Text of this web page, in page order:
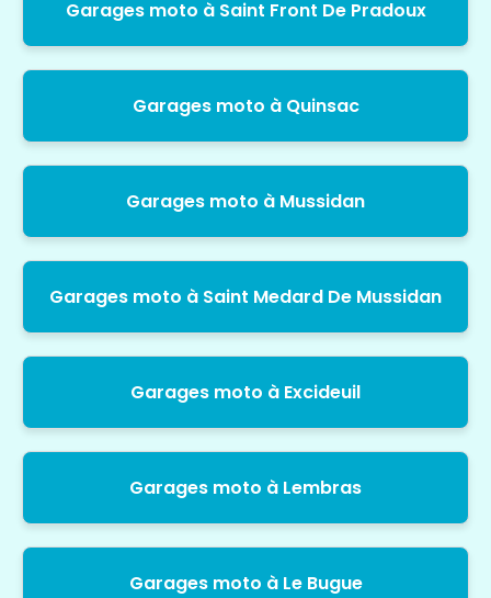
Garages moto à Saint Front De Pradoux
Garages moto à Quinsac
Garages moto à Mussidan
Garages moto à Saint Medard De Mussidan
Garages moto à Excideuil
Garages moto à Lembras
Garages moto à Le Bugue